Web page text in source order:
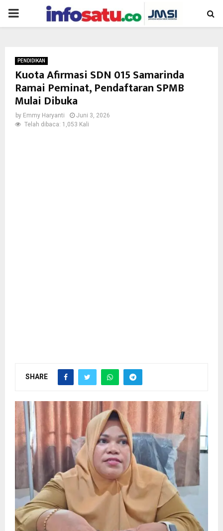
PRIMARY
PENDIDIKAN
Kuota Afirmasi SDN 015 Samarinda
Ramai Peminat, Pendaftaran SPMB
Mulai Dibuka
by Emmy Haryanti
Juni 3, 2026
Telah dibaca: 1,053 Kali
SHARE